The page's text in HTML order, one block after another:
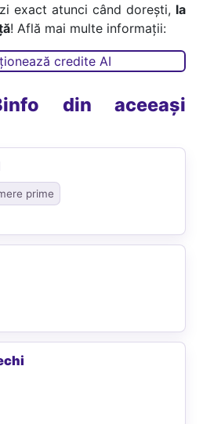
exact atunci când dorești, la
! Află mai multe informații:
credite AI
din aceeași
prime